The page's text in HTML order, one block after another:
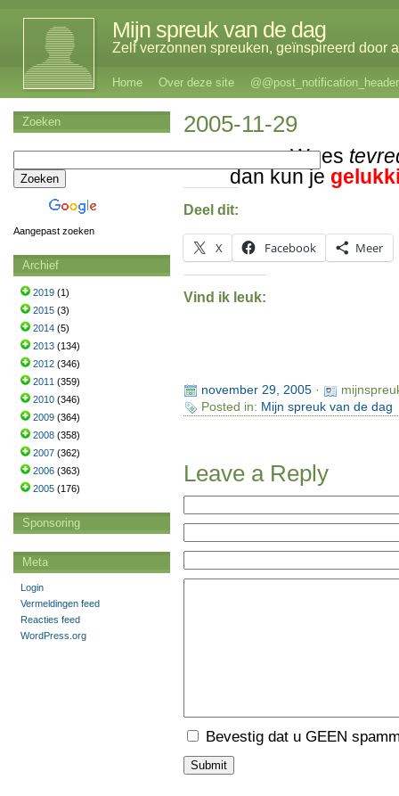
Mijn spreuk van de dag
Zelf verzonnen spreuken, geïnspireerd door
Home Over deze site @@post_notification_header
2005-11-29
Wees
dan kun je
Deel dit:
X Facebook Meer
Vind ik leuk:
november 29, 2005·
Posted in: Mijn spreuk van de dag
Leave a Reply
Bevestig dat u GEEN
Zoeken
Aangepast zoeken
Archief
2019 (1)
2015 (3)
2014 (5)
2013 (134)
2012 (346)
2011 (359)
2010 (346)
2009 (364)
2008 (358)
2007 (362)
2006 (363)
2005 (176)
Sponsoring
Meta
Login
Vermeldingen feed
Reacties feed
WordPress.org